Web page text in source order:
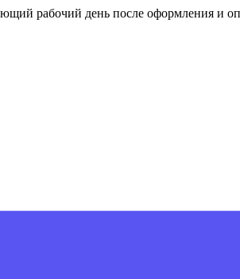
рабочий день после оформления и